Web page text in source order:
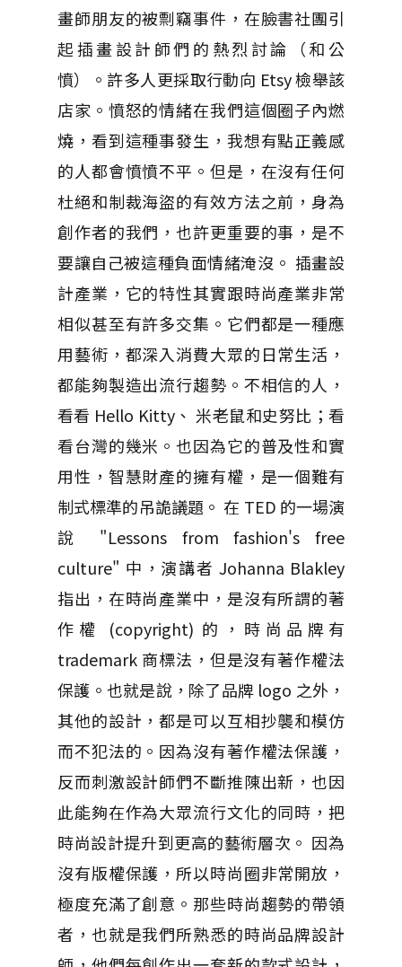
畫師朋友的被剽竊事件，在臉書社團引
起插畫設計師們的熱烈討論（和公
憤）。許多人更採取行動向 Etsy 檢舉該
店家。憤怒的情緒在我們這個圈子內燃
燒，看到這種事發生，我想有點正義感
的人都會憤憤不平。但是，在沒有任何
杜絕和制裁海盜的有效方法之前，身為
創作者的我們，也許更重要的事，是不
要讓自己被這種負面情緒淹沒。 插畫設
計產業，它的特性其實跟時尚產業非常
相似甚至有許多交集。它們都是一種應
用藝術，都深入消費大眾的日常生活，
都能夠製造出流行趨勢。不相信的人，
看看 Hello Kitty、 米老鼠和史努比；看
看台灣的幾米。也因為它的普及性和實
用性，智慧財產的擁有權，是一個難有
制式標準的吊詭議題。 在 TED 的一場演
說 "Lessons from fashion's free
culture" 中，演講者 Johanna Blakley
指出，在時尚產業中，是沒有所謂的著
作權 (copyright) 的，時尚品牌有
trademark 商標法，但是沒有著作權法
保護。也就是說，除了品牌 logo 之外，
其他的設計，都是可以互相抄襲和模仿
而不犯法的。因為沒有著作權法保護，
反而刺激設計師們不斷推陳出新，也因
此能夠在作為大眾流行文化的同時，把
時尚設計提升到更高的藝術層次。 因為
沒有版權保護，所以時尚圈非常開放，
極度充滿了創意。那些時尚趨勢的帶領
者，也就是我們所熟悉的時尚品牌設計